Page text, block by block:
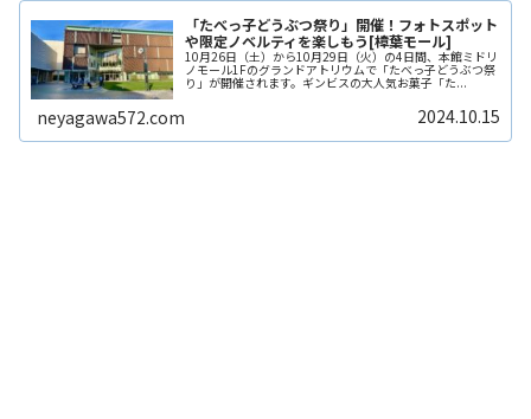
「たべっ子どうぶつ祭り」開催！フォトスポット
や限定ノベルティを楽しもう[樟葉モール]
10月26日（土）から10月29日（火）の4日間、本館ミドリ
ノモール1Fのグランドアトリウムで「たべっ子どうぶつ祭
り」が開催されます。ギンビスの大人気お菓子「た...
neyagawa572.com 2024.10.15